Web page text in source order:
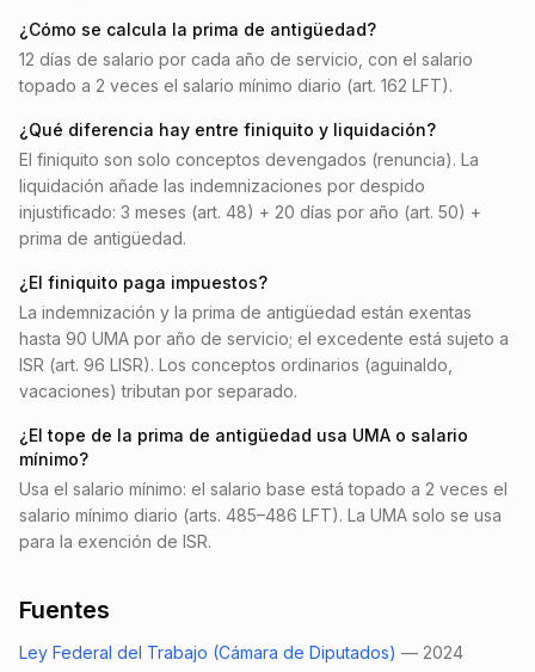
¿Cómo se calcula la prima de antigüedad?
12 días de salario por cada año de servicio, con el salario
topado a 2 veces el salario mínimo diario (art. 162 LFT).
¿Qué diferencia hay entre finiquito y liquidación?
El finiquito son solo conceptos devengados (renuncia). La
liquidación añade las indemnizaciones por despido
injustificado: 3 meses (art. 48) + 20 días por año (art. 50) +
prima de antigüedad.
¿El finiquito paga impuestos?
La indemnización y la prima de antigüedad están exentas
hasta 90 UMA por año de servicio; el excedente está sujeto a
ISR (art. 96 LISR). Los conceptos ordinarios (aguinaldo,
vacaciones) tributan por separado.
¿El tope de la prima de antigüedad usa UMA o salario
mínimo?
Usa el salario mínimo: el salario base está topado a 2 veces el
salario mínimo diario (arts. 485–486 LFT). La UMA solo se usa
para la exención de ISR.
Fuentes
Ley Federal del Trabajo (Cámara de Diputados) — 2024